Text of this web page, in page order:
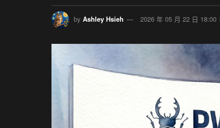
by Ashley Hsieh 2026 年 05 月 22 日 18:00